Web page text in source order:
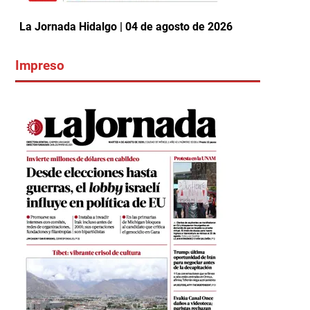
La Jornada Hidalgo | 04 de agosto de 2026
Impreso